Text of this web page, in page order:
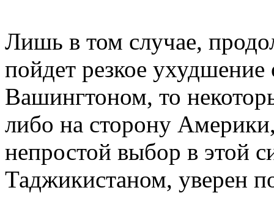
Лишь в том случае,
пойдет резкое
Вашингтоном, то
либо на сторону
непростой выбор в этой
Таджикистаном, уверен